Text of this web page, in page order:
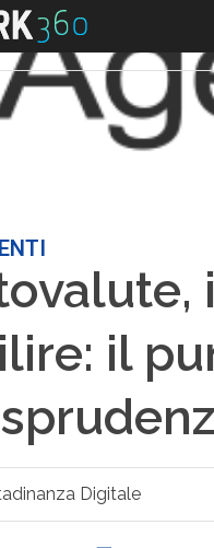
il
Digitale